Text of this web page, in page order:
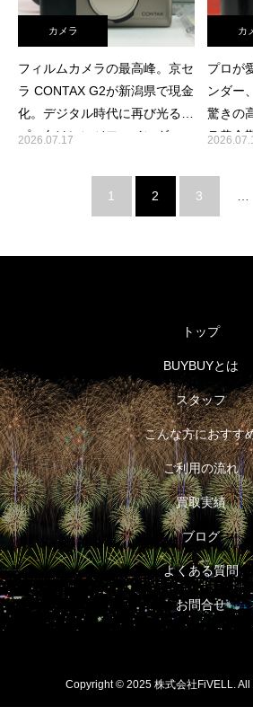
カメラ
フィルムカメラの最高峰。京セ
ラ CONTAX G2が新潟県で現金
化。デジタル時代に再び光る、
プロ向けレンジファインダーの
2026.07.17
カ
プロが
ンダー
驚きの
ラ黄金
1 2 3
トップ
BUYBUYとは
スタッフ
こんな方におすす
ご利用の流れ
買取実績
ブログ
よくある質問
お問合せ
Copyright © 2025 株式会社FiVELL.